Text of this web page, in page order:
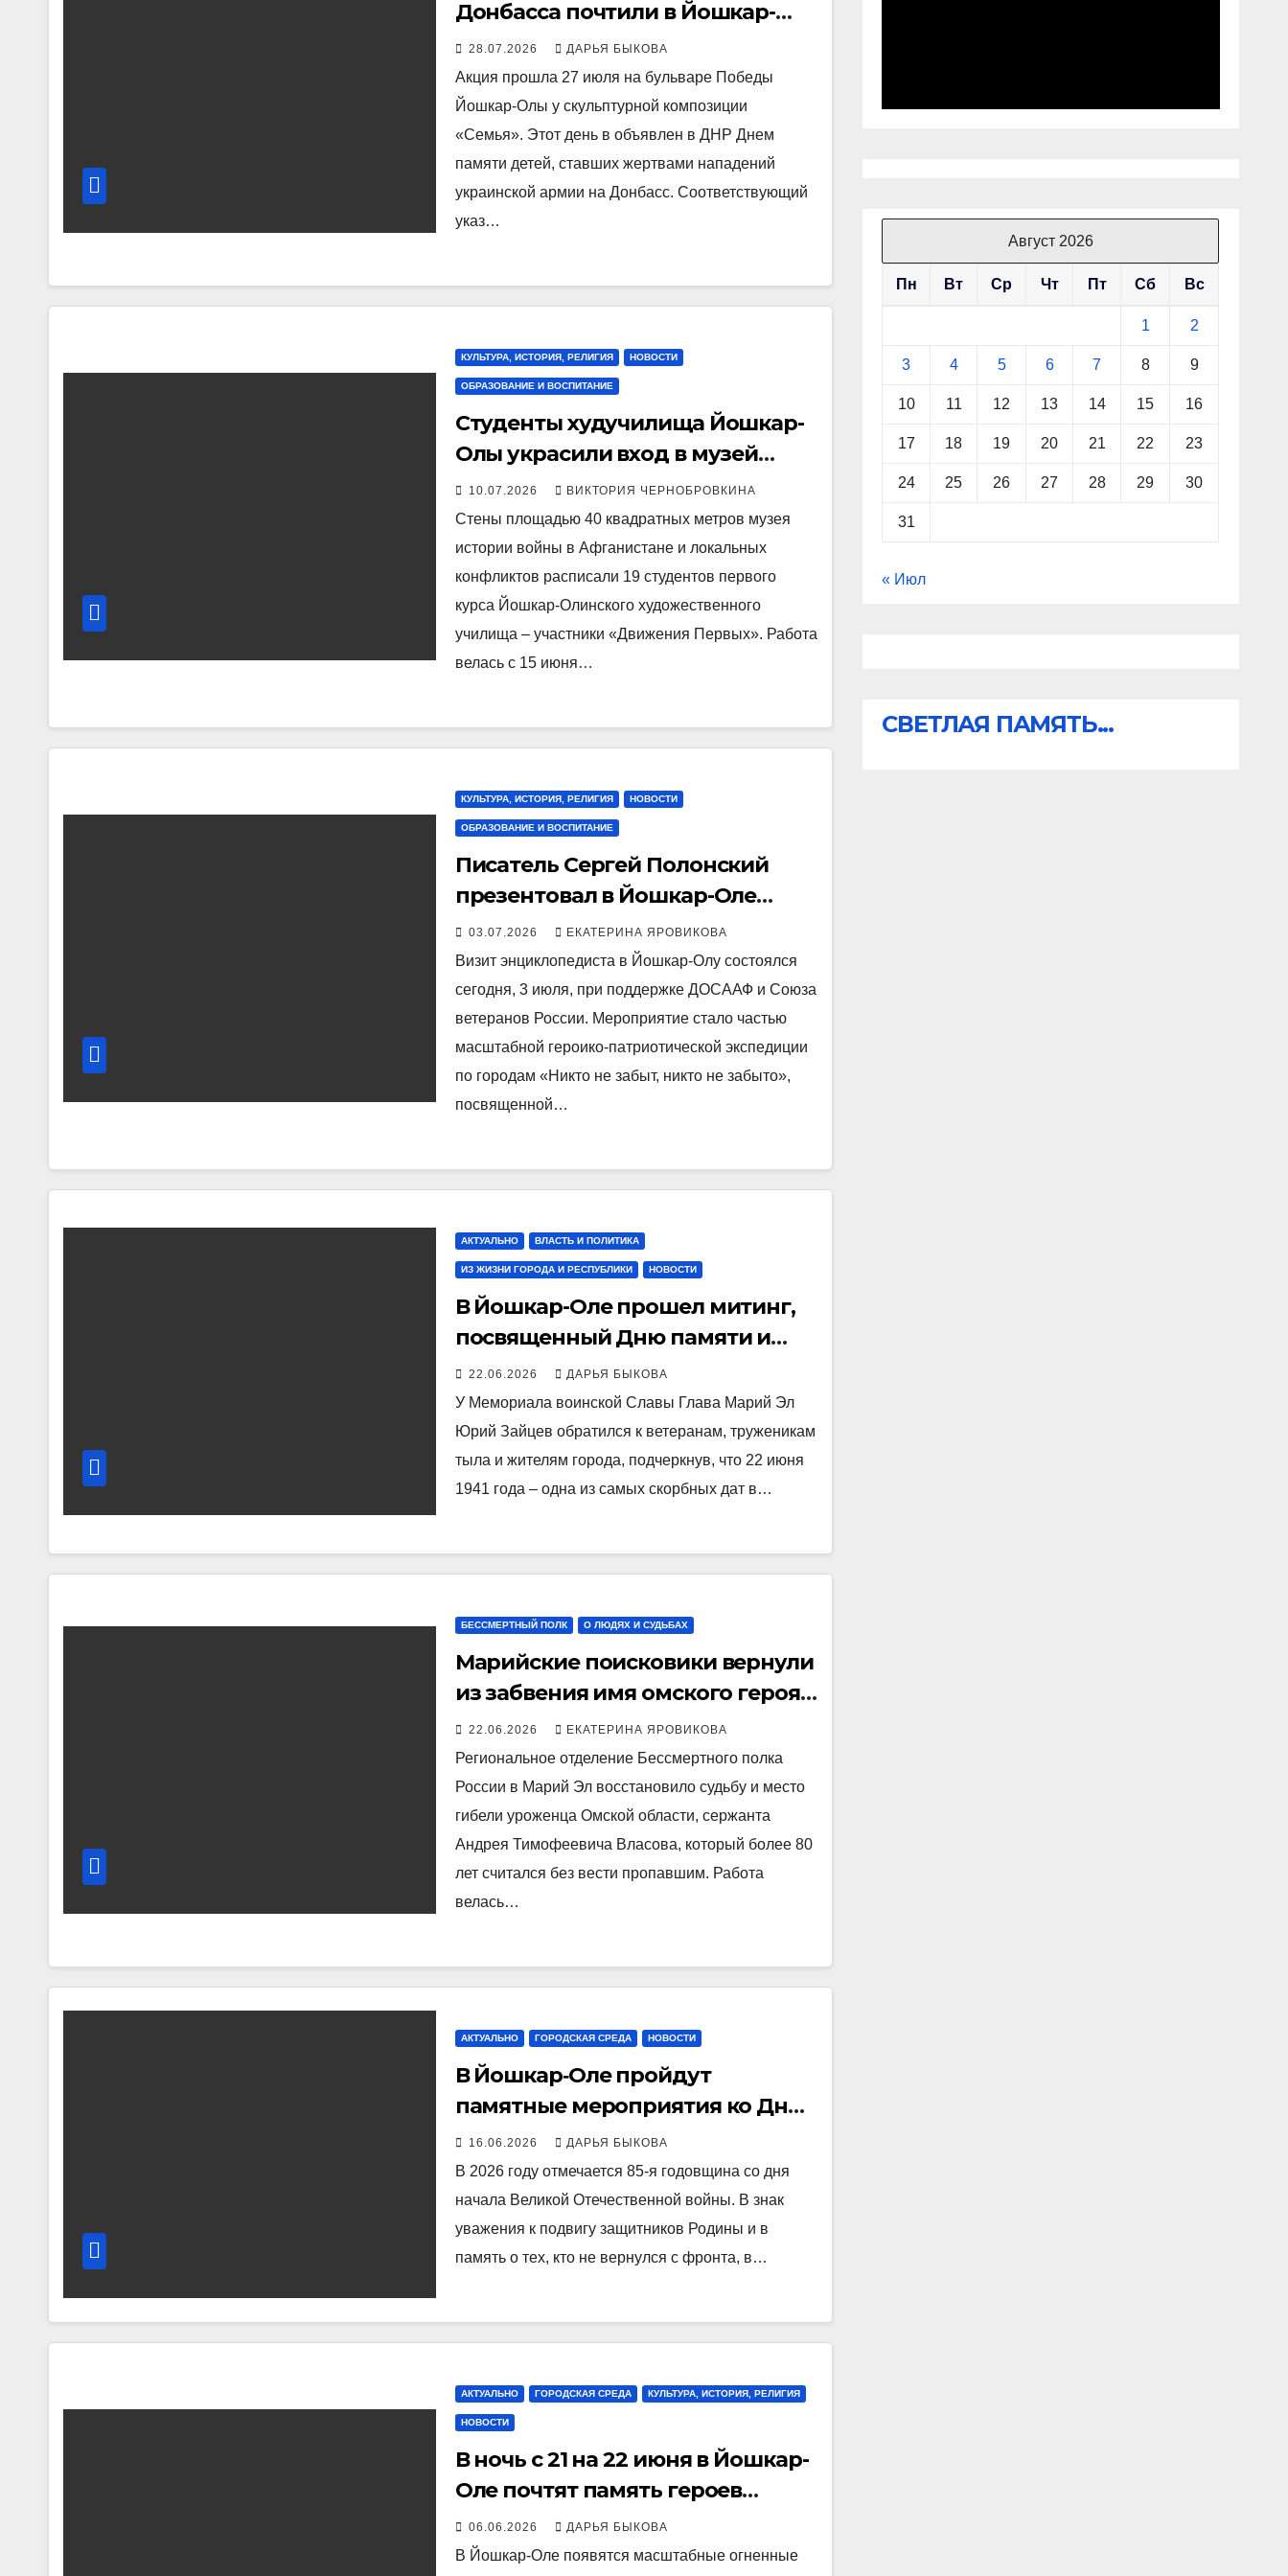
Донбасса почтили в Йошкар-
Оле
28.07.2026 ДАРЬЯ БЫКОВА
Акция прошла 27 июля на бульваре Победы
Йошкар-Олы у скульптурной композиции
«Семья». Этот день в объявлен в ДНР Днем
памяти детей, ставших жертвами нападений
украинской армии на Донбасс. Соответствующий
указ…
КУЛЬТУРА, ИСТОРИЯ, РЕЛИГИЯ НОВОСТИ
ОБРАЗОВАНИЕ И ВОСПИТАНИЕ
Студенты худучилища Йошкар-
Олы украсили вход в музей
«Память»
10.07.2026 ВИКТОРИЯ ЧЕРНОБРОВКИНА
Стены площадью 40 квадратных метров музея
истории войны в Афганистане и локальных
конфликтов расписали 19 студентов первого
курса Йошкар-Олинского художественного
училища – участники «Движения Первых». Работа
велась с 15 июня…
КУЛЬТУРА, ИСТОРИЯ, РЕЛИГИЯ НОВОСТИ
ОБРАЗОВАНИЕ И ВОСПИТАНИЕ
Писатель Сергей Полонский
презентовал в Йошкар-Оле
книгу «10 великих битв 1941-1945
гг.»
03.07.2026 ЕКАТЕРИНА ЯРОВИКОВА
Визит энциклопедиста в Йошкар-Олу состоялся
сегодня, 3 июля, при поддержке ДОСААФ и Союза
ветеранов России. Мероприятие стало частью
масштабной героико-патриотической экспедиции
по городам «Никто не забыт, никто не забыто»,
посвященной…
АКТУАЛЬНО ВЛАСТЬ И ПОЛИТИКА
ИЗ ЖИЗНИ ГОРОДА И РЕСПУБЛИКИ НОВОСТИ
В Йошкар-Оле прошел митинг,
посвященный Дню памяти и
скорби
22.06.2026 ДАРЬЯ БЫКОВА
У Мемориала воинской Славы Глава Марий Эл
Юрий Зайцев обратился к ветеранам, труженикам
тыла и жителям города, подчеркнув, что 22 июня
1941 года – одна из самых скорбных дат в…
БЕССМЕРТНЫЙ ПОЛК О ЛЮДЯХ И СУДЬБАХ
Марийские поисковики вернули
из забвения имя омского героя,
погибшего в норвежском
концлагере
22.06.2026 ЕКАТЕРИНА ЯРОВИКОВА
Региональное отделение Бессмертного полка
России в Марий Эл восстановило судьбу и место
гибели уроженца Омской области, сержанта
Андрея Тимофеевича Власова, который более 80
лет считался без вести пропавшим. Работа
велась…
АКТУАЛЬНО ГОРОДСКАЯ СРЕДА НОВОСТИ
В Йошкар‑Оле пройдут
памятные мероприятия ко Дню
памяти и скорби
16.06.2026 ДАРЬЯ БЫКОВА
В 2026 году отмечается 85‑я годовщина со дня
начала Великой Отечественной войны. В знак
уважения к подвигу защитников Родины и в
память о тех, кто не вернулся с фронта, в…
АКТУАЛЬНО ГОРОДСКАЯ СРЕДА КУЛЬТУРА, ИСТОРИЯ, РЕЛИГИЯ
НОВОСТИ
В ночь с 21 на 22 июня в Йошкар-
Оле почтят память героев
Великой Отечественной войны
06.06.2026 ДАРЬЯ БЫКОВА
В Йошкар-Оле появятся масштабные огненные
Август 2026
Пн Вт Ср Чт Пт Сб Вс
1 2
3 4 5 6 7 8 9
10 11 12 13 14 15 16
17 18 19 20 21 22 23
24 25 26 27 28 29 30
31
« Июл
СВЕТЛАЯ ПАМЯТЬ...